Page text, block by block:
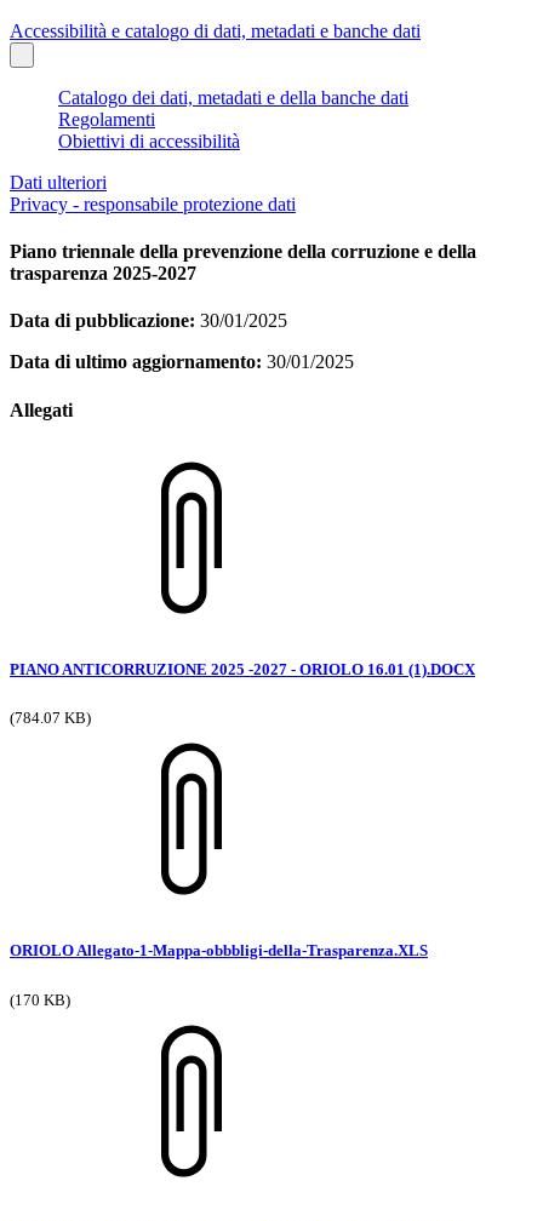
Accessibilità e catalogo di dati, metadati e banche dati
Catalogo dei dati, metadati e della banche dati
Regolamenti
Obiettivi di accessibilità
Dati ulteriori
Privacy - responsabile protezione dati
Piano triennale della prevenzione della corruzione e della
trasparenza 2025-2027
Data di pubblicazione: 30/01/2025
Data di ultimo aggiornamento: 30/01/2025
Allegati
PIANO ANTICORRUZIONE 2025 -2027 - ORIOLO 16.01 (1).DOCX
(784.07 KB)
ORIOLO Allegato-1-Mappa-obbbligi-della-Trasparenza.XLS
(170 KB)